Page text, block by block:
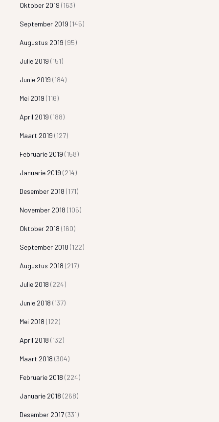
Oktober 2019 (163)
September 2019 (145)
Augustus 2019 (95)
Julie 2019 (151)
Junie 2019 (184)
Mei 2019 (116)
April 2019 (188)
Maart 2019 (127)
Februarie 2019 (158)
Januarie 2019 (214)
Desember 2018 (171)
November 2018 (105)
Oktober 2018 (160)
September 2018 (122)
Augustus 2018 (217)
Julie 2018 (224)
Junie 2018 (137)
Mei 2018 (122)
April 2018 (132)
Maart 2018 (304)
Februarie 2018 (224)
Januarie 2018 (268)
Desember 2017(331)